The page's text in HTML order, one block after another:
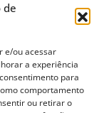
de
e/ou acessar
a experiência
para
comportamento
ou retirar o